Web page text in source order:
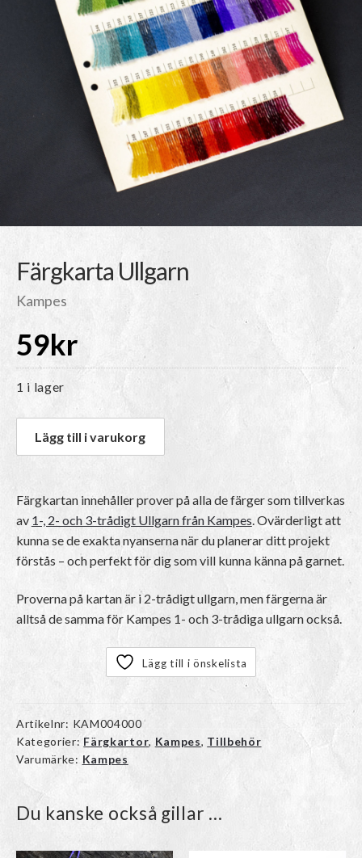
Färgkarta Ullgarn
Kampes
59kr
1 i lager
Lägg till i varukorg
Färgkartan innehåller prover på alla de färger som tillverkas
av 1-, 2- och 3-trådigt Ullgarn från Kampes . Ovärderligt att
kunna se de exakta nyanserna när du planerar ditt projekt
förstås – och perfekt för dig som vill kunna känna på garnet.
Proverna på kartan är i 2-trådigt ullgarn, men färgerna är
alltså de samma för Kampes 1- och 3-trådiga ullgarn också.
Lägg till i önskelista
Artikelnr: KAM004000
Kategorier: Färgkartor, Kampes, Tillbehör
Varumärke: Kampes
Du kanske också gillar …
Den
Den